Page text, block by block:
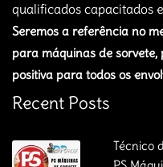
qualificados capacitados
Seremos a referência no
para máquinas de
positiva para todos os
Recent Posts
Técnico